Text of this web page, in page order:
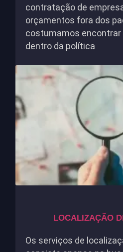
contratação de
orçamentos fora dos
costumamos encontrar
dentro da política
LOCALIZAÇÃO
Os serviços de